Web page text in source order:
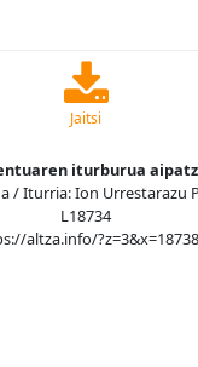
Jaitsi
iturburua
/ Iturria: Ion Urrestarazu
L18734
altza.info/?z=3&x=18738